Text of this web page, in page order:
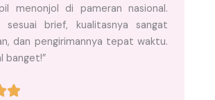
menonjol di pameran nasional.
sesuai brief, kualitasnya sangat
dan pengirimannya tepat waktu.
banget!”